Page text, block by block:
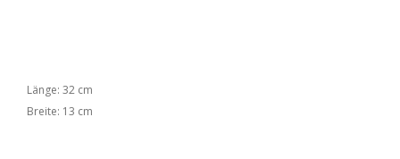
Länge: 32 cm
Breite: 13 cm